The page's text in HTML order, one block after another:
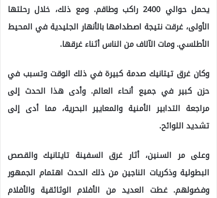
يحمل حوالي 2400 راكب وطاقم. ومع ذلك، خلال رحلتها
الأولى، غرقت نتيجة اصطدامها بالأنهار الجليدية في المحيط
الأطلسي. ومات الآلاف من الناس أثناء غرقها.
وكان غرق تيتانيك صدمة كبيرة في ذلك الوقت وتسبب في
حزن كبير في جميع أنحاء العالم. وأدى هذا الحدث إلى
مراجعة التدابير الأمنية والمعايير البحرية، مما أدى إلى
تشديد اللوائح.
وعلى مر السنين، أثار غرق السفينة تايتانيك والقصص
البطولية وذكريات الناجين من ذلك الحدث اهتمام الجمهور
وفضولهم. غطت العديد من الأفلام الوثائقية والأفلام